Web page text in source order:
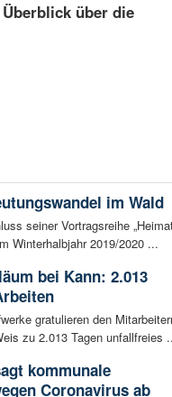
über die
im Wald
seiner Vortragsreihe
Winterhalbjahr 2019/2020 ...
bei Kann: 2.013
gratulieren den
zu 2.013 Tagen unfallfreies
kommunale
Coronavirus ab